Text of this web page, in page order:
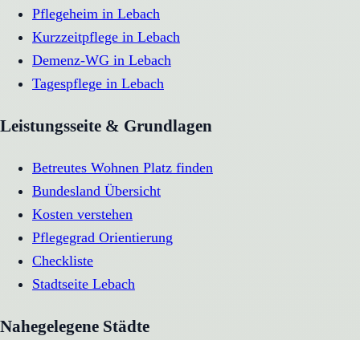
Pflegeheim in Lebach
Kurzzeitpflege in Lebach
Demenz-WG in Lebach
Tagespflege in Lebach
Leistungsseite & Grundlagen
Betreutes Wohnen Platz finden
Bundesland Übersicht
Kosten verstehen
Pflegegrad Orientierung
Checkliste
Stadtseite Lebach
Nahegelegene Städte